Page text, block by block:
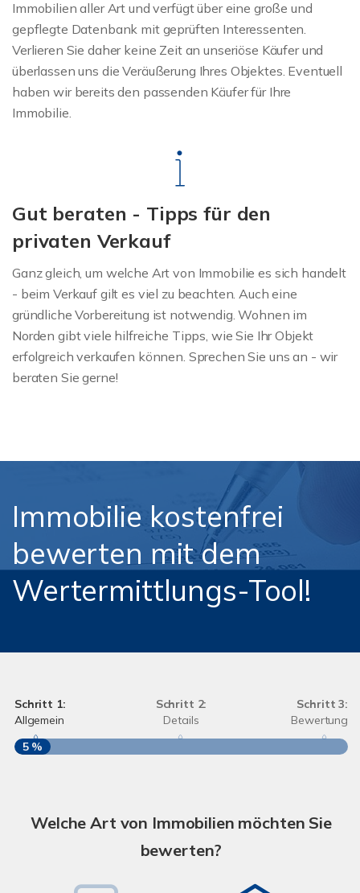
Immobilien aller Art und verfügt über eine große und
gepflegte Datenbank mit geprüften Interessenten.
Verlieren Sie daher keine Zeit an unseriöse Käufer und
überlassen uns die Veräußerung Ihres Objektes. Eventuell
haben wir bereits den passenden Käufer für Ihre
Immobilie.
Gut beraten - Tipps für den
privaten Verkauf
Ganz gleich, um welche Art von Immobilie es sich handelt
- beim Verkauf gilt es viel zu beachten. Auch eine
gründliche Vorbereitung ist notwendig. Wohnen im
Norden gibt viele hilfreiche Tipps, wie Sie Ihr Objekt
erfolgreich verkaufen können. Sprechen Sie uns an - wir
beraten Sie gerne!
Immobilie kostenfrei
bewerten mit dem
Wertermittlungs-Tool!
Schritt 1:
Allgemein
Schritt 2:
Details
Schritt 3:
Bewertung
5 %
Welche Art von Immobilien möchten Sie
bewerten?